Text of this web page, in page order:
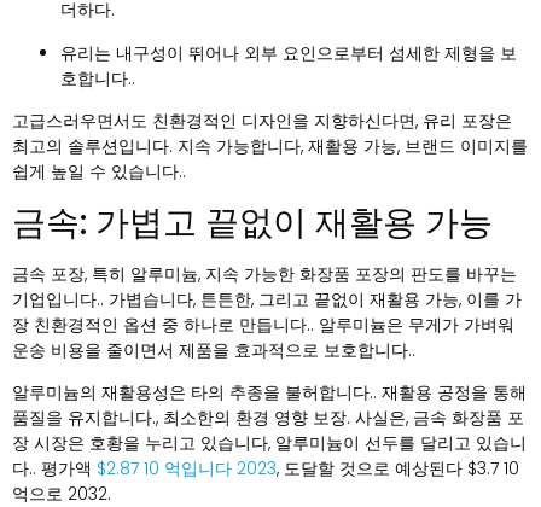
더하다.
유리는 내구성이 뛰어나 외부 요인으로부터 섬세한 제형을 보
호합니다..
고급스러우면서도 친환경적인 디자인을 지향하신다면, 유리 포장은
최고의 솔루션입니다. 지속 가능합니다, 재활용 가능, 브랜드 이미지를
쉽게 높일 수 있습니다..
금속: 가볍고 끝없이 재활용 가능
금속 포장, 특히 알루미늄, 지속 가능한 화장품 포장의 판도를 바꾸는
기업입니다.. 가볍습니다, 튼튼한, 그리고 끝없이 재활용 가능, 이를 가
장 친환경적인 옵션 중 하나로 만듭니다.. 알루미늄은 무게가 가벼워
운송 비용을 줄이면서 제품을 효과적으로 보호합니다..
알루미늄의 재활용성은 타의 추종을 불허합니다.. 재활용 공정을 통해
품질을 유지합니다., 최소한의 환경 영향 보장. 사실은, 금속 화장품 포
장 시장은 호황을 누리고 있습니다, 알루미늄이 선두를 달리고 있습니
다.. 평가액 $2.87 10 억입니다 2023, 도달할 것으로 예상된다 $3.7 10
억으로 2032.